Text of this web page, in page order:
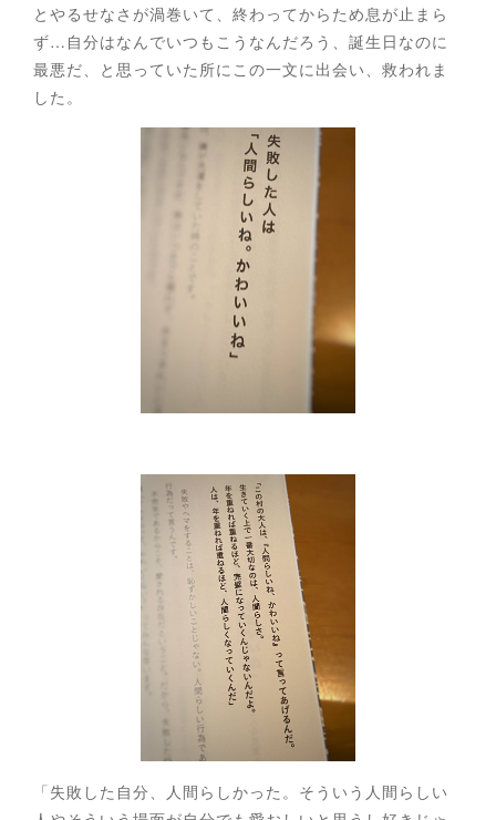
とやるせなさが渦巻いて、終わってからため息が止まら
ず…自分はなんでいつもこうなんだろう、誕生日なのに
最悪だ、と思っていた所にこの一文に出会い、救われま
した。
「失敗した自分、人間らしかった。そういう人間らしい